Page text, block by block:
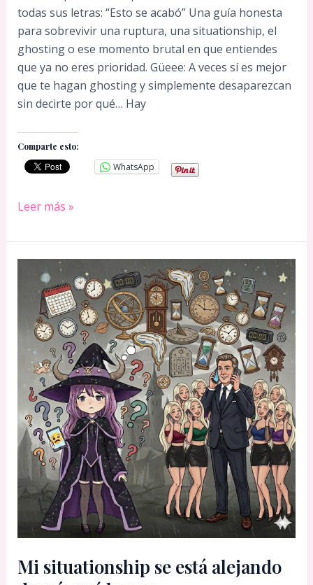
todas sus letras: “Esto se acabó” Una guía honesta
para sobrevivir una ruptura, una situationship, el
ghosting o ese momento brutal en que entiendes
que ya no eres prioridad. Güeee: A veces sí es mejor
que te hagan ghosting y simplemente desaparezcan
sin decirte por qué… Hay
Comparte esto:
WhatsApp
Cómo
una
ruptura
cuando
dicen:
Esto
acabó
Leer más »
Mi situationship se está alejando